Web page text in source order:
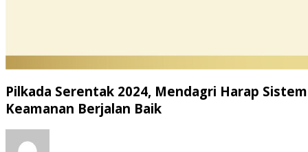
Pilkada Serentak 2024, Mendagri Harap Sistem
Keamanan Berjalan Baik